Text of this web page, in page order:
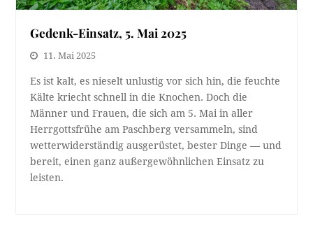
Gedenk-Einsatz, 5. Mai 2025
11. Mai 2025
Es ist kalt, es nieselt unlustig vor sich hin, die feuchte
Kälte kriecht schnell in die Knochen. Doch die
Männer und Frauen, die sich am 5. Mai in aller
Herrgottsfrühe am Paschberg versammeln, sind
wetterwiderständig ausgerüstet, bester Dinge — und
bereit, einen ganz außergewöhnlichen Einsatz zu
leisten.